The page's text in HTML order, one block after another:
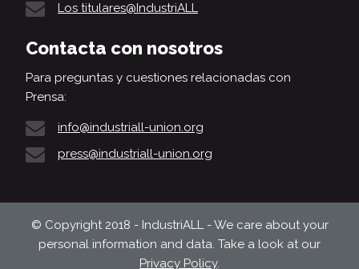
Los titulares@IndustriALL
Contacta con nosotros
Para preguntas y cuestiones relacionadas con
Prensa:
info@industriall-union.org
press@industriall-union.org
© Copyright 2018 - IndustriALL - We care about your
personal information and data. Take a look at our
Privacy Policy.